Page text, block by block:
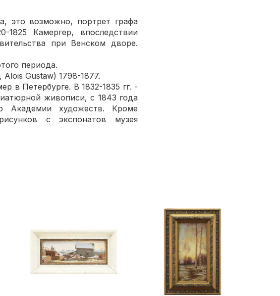
это возможно, портрет графа
1825 Камергер, впоследствии
при Венском дворе.
периода.
Gustaw) 1798-1877.
в Петербурге. В 1832-1835 гг. -
живописи, с 1843 года
художеств. Кроме
с экспонатов музея